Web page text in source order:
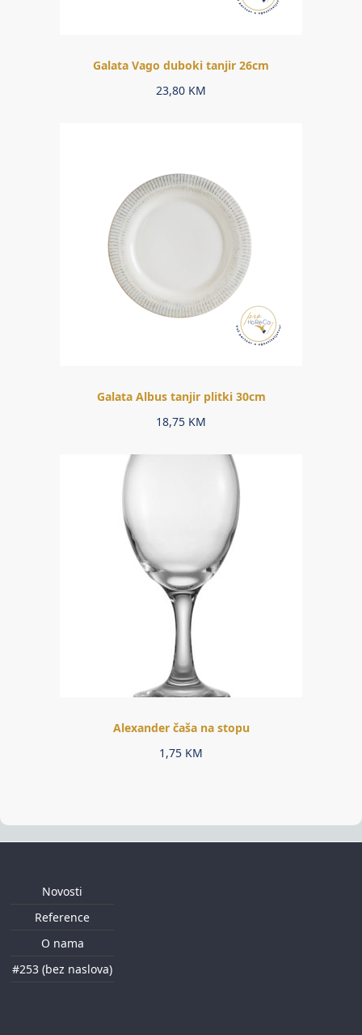
Galata Vago duboki tanjir 26cm
23,80 KM
Galata Albus tanjir plitki 30cm
18,75 KM
Alexander čaša na stopu
1,75 KM
Novosti
Reference
O nama
#253 (bez naslova)